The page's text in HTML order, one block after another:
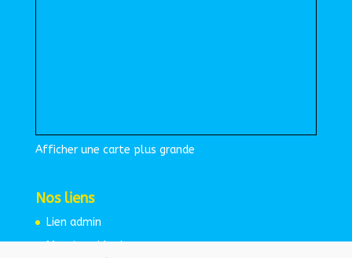
Afficher une carte plus grande
Nos liens
Lien admin
Mentions légales